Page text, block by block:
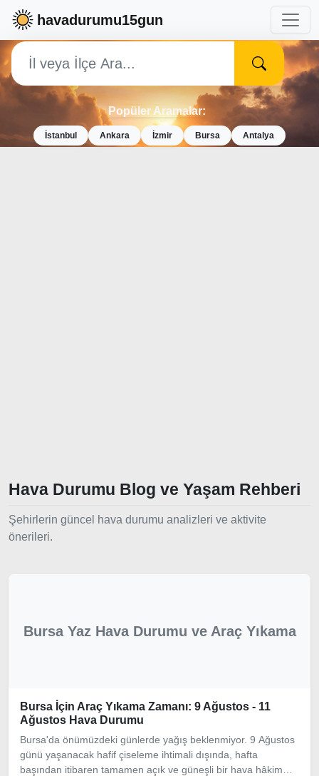
havadurumu15gun
Popüler Aramalar:
İstanbul Ankara İzmir Bursa Antalya
Hava Durumu Blog ve Yaşam Rehberi
Şehirlerin güncel hava durumu analizleri ve aktivite
önerileri.
Bursa Yaz Hava Durumu ve Araç Yıkama
Bursa İçin Araç Yıkama Zamanı: 9 Ağustos - 11
Ağustos Hava Durumu
Bursa'da önümüzdeki günlerde yağış beklenmiyor. 9 Ağustos
günü yaşanacak hafif çiseleme ihtimali dışında, hafta
başından itibaren tamamen açık ve güneşli bir hava hâkim